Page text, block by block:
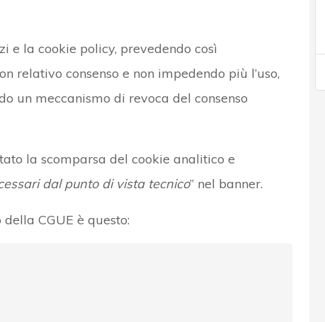
e la cookie policy, prevedendo così
relativo consenso e non impedendo più l’uso,
un meccanismo di revoca del consenso
la scomparsa del cookie analitico e
dal punto di vista tecnico” nel banner.
CGUE è questo: